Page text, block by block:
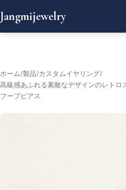
Jangmijewelry
ホーム/製品/カスタムイヤリング/
高級感あふれる素敵なデザインのレトロ
フープピアス